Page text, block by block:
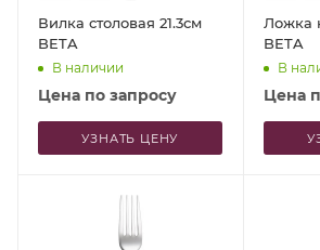
Вилка столовая 21.3см
BETA
В наличии
Цена по запросу
УЗНАТЬ ЦЕНУ
Ложка
BETA
В
Цена